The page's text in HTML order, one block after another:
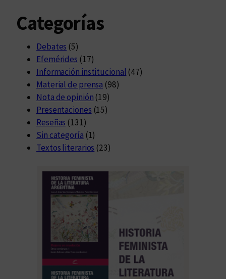
Categorías
Debates (5)
Efemérides (17)
Información institucional (47)
Material de prensa (98)
Nota de opinión (19)
Presentaciones (15)
Reseñas (131)
Sin categoría (1)
Textos literarios (23)